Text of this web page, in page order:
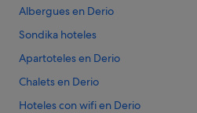
Albergues en Derio
Sondika hoteles
Apartoteles en Derio
Chalets en Derio
Hoteles con wifi en Derio